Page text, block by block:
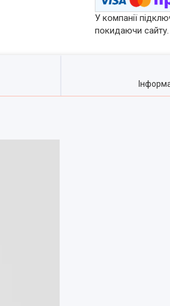
У компанії
покидаючи сайту.